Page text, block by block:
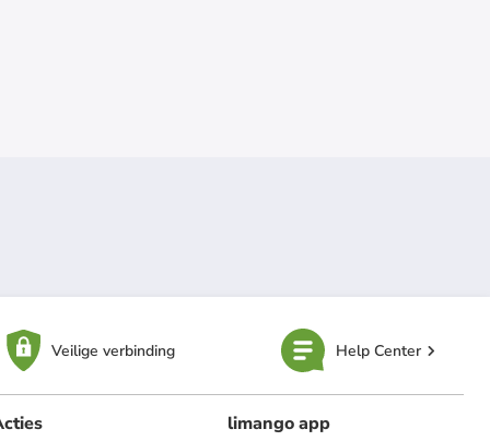
Veilige verbinding Help Center
limango app